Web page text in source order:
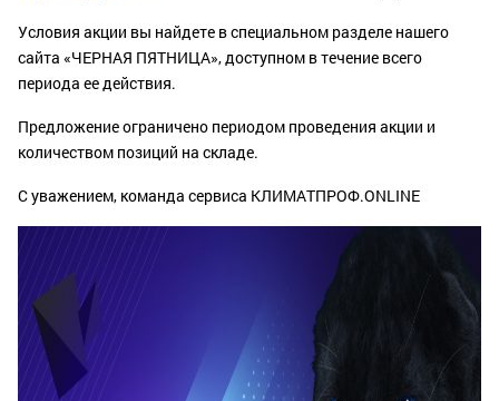
Условия акции вы найдете в специальном разделе нашего
сайта «ЧЕРНАЯ ПЯТНИЦА», доступном в течение всего
периода ее действия.
Предложение ограничено периодом проведения акции и
количеством позиций на складе.
С уважением, команда сервиса КЛИМАТПРОФ.ONLINE